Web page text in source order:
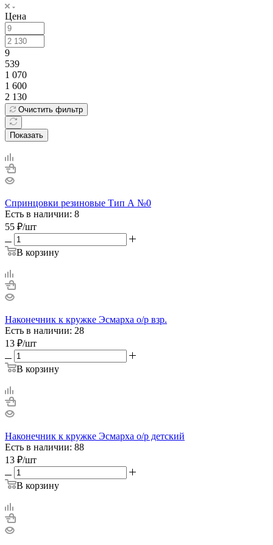
Цена
9
539
1 070
1 600
2 130
Очистить фильтр
Показать
Спринцовки резиновые Тип А №0
Есть в наличии: 8
55 ₽/шт
В корзину
Наконечник к кружке Эсмарха о/р взр.
Есть в наличии: 28
13 ₽/шт
В корзину
Наконечник к кружке Эсмарха о/р детский
Есть в наличии: 88
13 ₽/шт
В корзину